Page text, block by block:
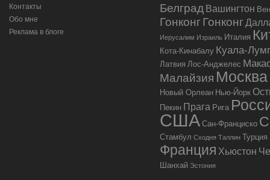
Контакты
Обо мне
Реклама в блоге
Белград Вашингтон
ГонконгГонконг
Иерусалим Израиль Италия
Кота-Кинабалу Куала-
Латвия Лос-Анджелес
Малайзия Москва
Новый Орлеан Нью-Йорк
Пекин Прага Рига
США Сан-Франциско
Стамбул Сходня Таллин Турция
Франция Хьюстон
Шанхай Эстония